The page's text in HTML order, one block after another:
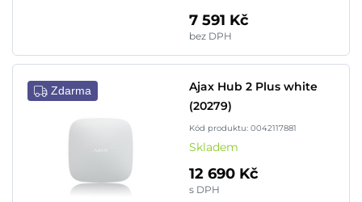
7 591 Kč
bez DPH
Zdarma
Ajax Hub 2 Plus white
(20279)
Kód produktu: 0042117881
Skladem
12 690 Kč
s DPH